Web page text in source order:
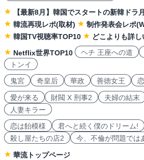
【最新8月】韓国でスタートの新韓ドラ
韓流再現レポ(取材)
制作発表会レポ
韓国TV視聴率TOP10
どこよりも詳
Netflix世界TOP10
ヘチ 王座への道
トンイ
鬼宮
奇皇后 華政 善徳女王
愛が来る 財閥 X 刑事2 夫婦の結末
人妻キラー
恋は飴模様
君へと続く僕のドリーム!
殺し屋たちの店2
今、不倫が問題では
華流トップページ